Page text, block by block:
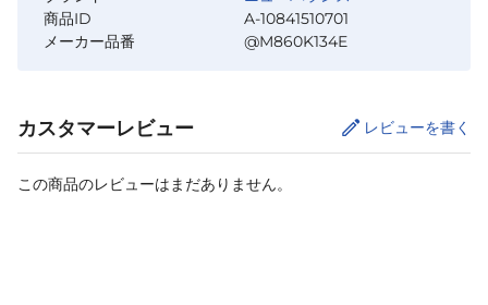
商品ID
A-10841510701
メーカー品番
@M860K134E
カスタマーレビュー レビューを書く
この商品のレビューはまだありません。